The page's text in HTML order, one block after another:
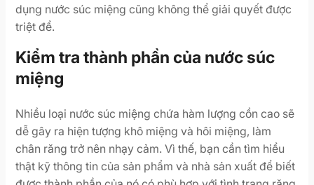
dụng nước súc miệng cũng không thể giải quyết được
triệt để.
Kiểm tra thành phần của nước súc
miệng
Nhiều loại nước súc miệng chứa hàm lượng cồn cao sẽ
dễ gây ra hiện tượng khô miệng và hôi miệng, làm
chân răng trở nên nhạy cảm. Vì thế, bạn cần tìm hiểu
thật kỹ thông tin của sản phẩm và nhà sản xuất để biết